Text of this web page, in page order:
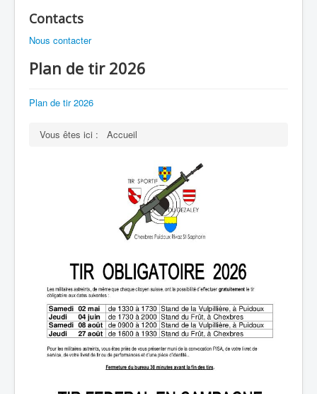
Contacts
Nous contacter
Plan de tir 2026
Plan de tir 2026
Vous êtes ici : Accueil